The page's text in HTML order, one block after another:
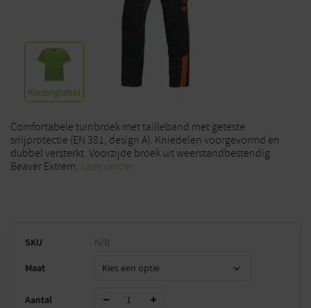
Kledingtabel
Comfortabele tuinbroek met tailleband met geteste
snijprotectie (EN 381, design A). Kniedelen voorgevormd en
dubbel versterkt. Voorzijde broek uit weerstandbestendig
Beaver Extrem. Lees verder
SKU N/B
Maat
Aantal